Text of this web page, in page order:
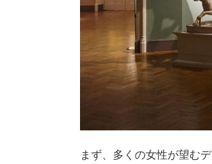
まず、多くの女性が望む